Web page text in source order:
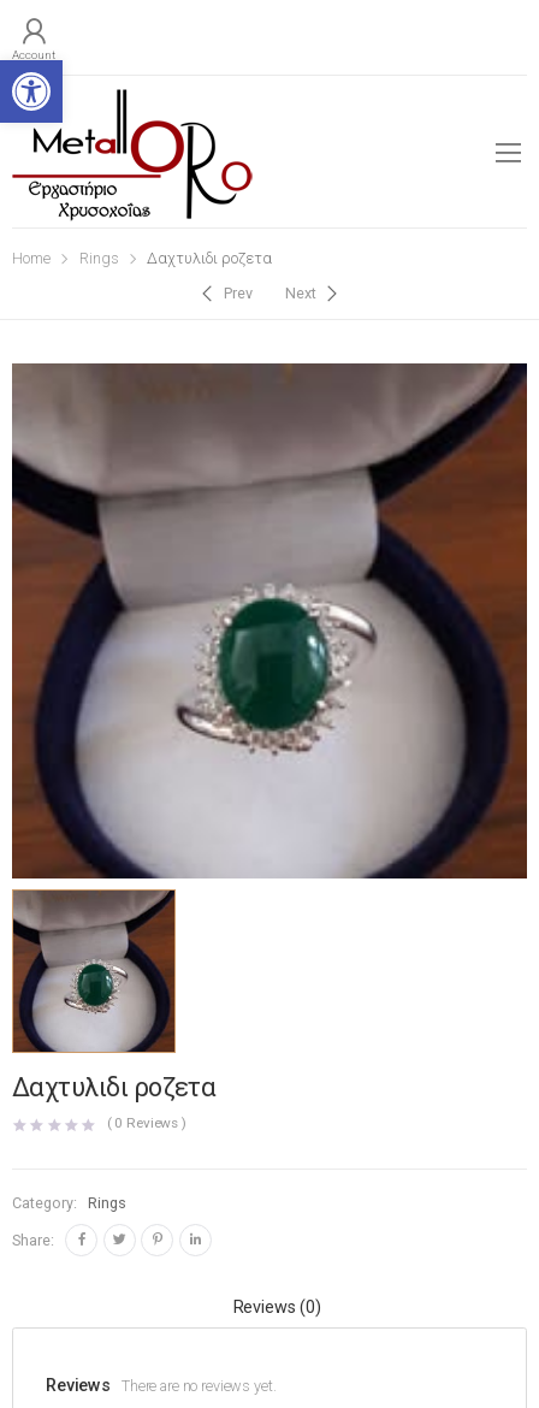
Account
Home Rings
Δαχτυλιδι ροζετα
Prev
Next
Δαχτυλιδι ροζετα
( 0 Reviews )
Category: Rings
Share:
Reviews (0)
Reviews There are no reviews yet.
Open toolbar